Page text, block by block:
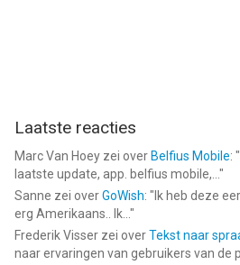
Laatste reacties
Marc Van Hoey zei over Belfius Mobile: "
laatste update, app. belfius mobile,... "
Sanne zei overGoWish: " Ik heb deze
erg Amerikaans.. Ik... "
Frederik Visser zei overTekst naar
naar ervaringen van gebruikers van de